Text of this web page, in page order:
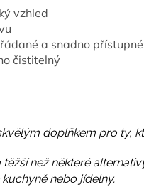
vzhled
a snadno přístupné
čistitelný
doplňkem pro ty,
než některé
nebo jídelny.